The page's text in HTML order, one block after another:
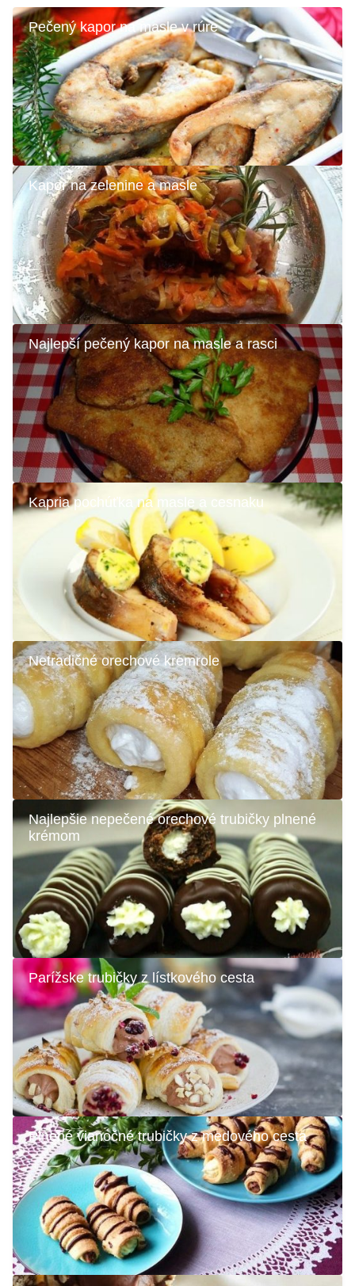
Pečený kapor na masle v rúre
Kapor na zelenine a masle
Najlepší pečený kapor na masle a rasci
Kapria pochúťka na masle a cesnaku
Netradičné orechové kremrole
Najlepšie nepečené orechové trubičky plnené
krémom
Parížske trubičky z lístkového cesta
Plnené vianočné trubičky z medového cesta